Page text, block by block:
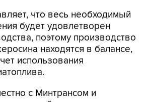
что весь необходимый
будет удовлетворен
поэтому производство
находятся в балансе,
использования
с Минтрансом и